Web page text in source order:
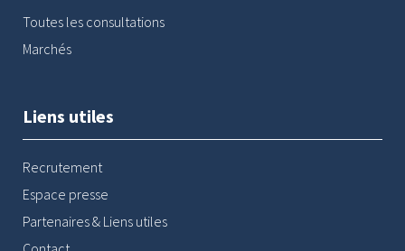
Toutes les consultations
Marchés
Liens utiles
Recrutement
Espace presse
Partenaires & Liens utiles